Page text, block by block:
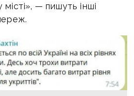
— пишуть інші